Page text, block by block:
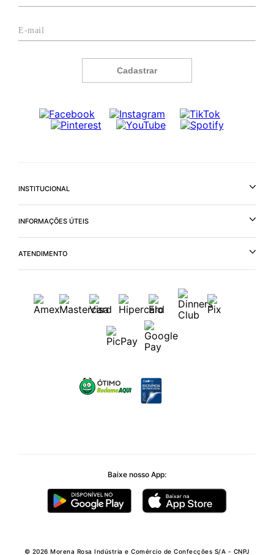
Cadastrar
INSTITUCIONAL
INFORMAÇÕES ÚTEIS
ATENDIMENTO
Baixe nosso App:
© 2026 Morena Rosa Indústria e Comércio de Confecções S/A - CNPJ